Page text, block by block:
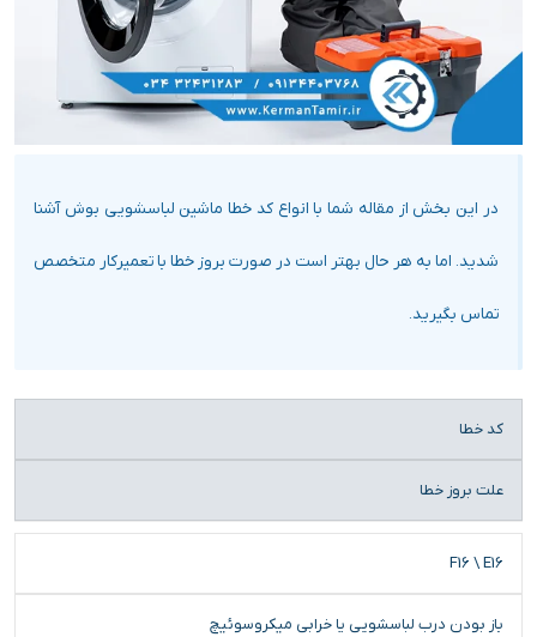
در این بخش از مقاله شما با انواع کد خطا ماشین لباسشویی بوش آشنا
شدید. اما به هر حال بهتر است در صورت بروز خطا با تعمیرکار متخصص
تماس بگیرید.
کد خطا
علت بروز خطا
F16 \ E16
باز بودن درب لباسشویی یا خرابی میکروسوئیچ